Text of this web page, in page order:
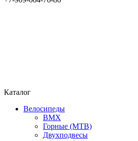
Каталог
Велосипеды
BMX
Горные (MTB)
Двухподвесы